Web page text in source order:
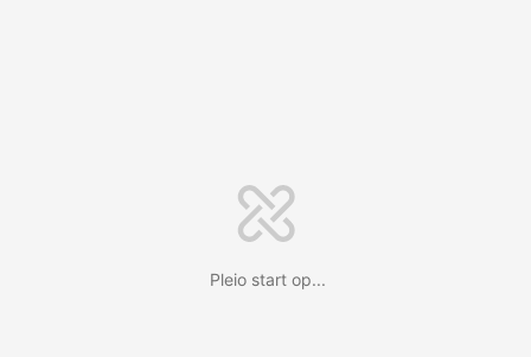
Pleio start op...